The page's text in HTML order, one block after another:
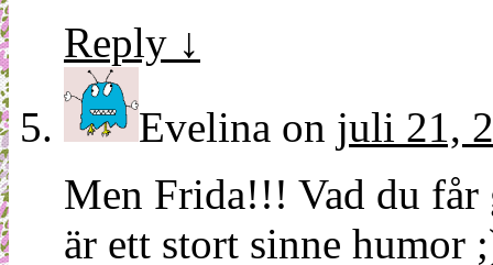
Reply ↓
Evelina on juli 21,
Men Frida!!! Vad du
är ett stort sinne humor